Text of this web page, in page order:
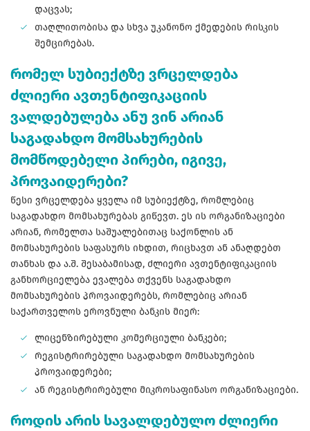
დაცვას;
თაღლითობისა და სხვა უკანონო ქმედების რისკის
შემცირებას.
რომელ სუბიექტზე ვრცელდება
ძლიერი ავთენტიფიკაციის
ვალდებულება ანუ ვინ არიან
საგადახდო მომსახურების
მომწოდებელი პირები, იგივე,
პროვაიდერები?
წესი ვრცელდება ყველა იმ სუბიექტზე, რომლებიც
საგადახდო მომსახურებას გიწევთ. ეს ის ორგანიზაციები
არიან, რომელთა საშუალებითაც საქონლის ან
მომსახურების საფასურს იხდით, რიცხავთ ან ანაღდებთ
თანხას და ა.შ. შესაბამისად, ძლიერი ავთენტიფიკაციის
განხორციელება ევალება თქვენს საგადახდო
მომსახურების პროვაიდერებს, რომლებიც არიან
საქართველოს ეროვნული ბანკის მიერ:
ლიცენზირებული კომერციული ბანკები;
რეგისტრირებული საგადახდო მომსახურების
პროვაიდერები;
ან რეგისტრირებული მიკროსაფინასო ორგანიზაციები.
როდის არის სავალდებულო ძლიერი